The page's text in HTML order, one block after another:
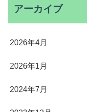
アーカイブ
2026年4月
2026年1月
2024年7月